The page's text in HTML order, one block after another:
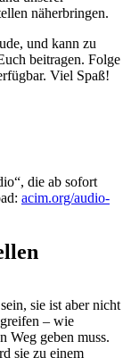
näherbringen.
und kann zu
beitragen. Folge
Viel Spaß!
die ab sofort
acim.org/audio-
sie ist aber nicht
– wie
Weg geben muss.
sie zu einem